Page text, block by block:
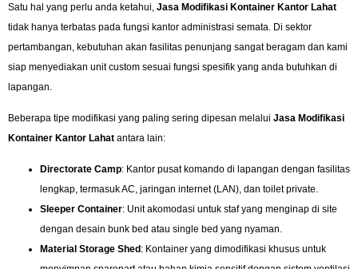
Satu hal yang perlu anda ketahui, Jasa Modifikasi Kontainer Kantor Lahat
tidak hanya terbatas pada fungsi kantor administrasi semata. Di sektor
pertambangan, kebutuhan akan fasilitas penunjang sangat beragam dan kami
siap menyediakan unit custom sesuai fungsi spesifik yang anda butuhkan di
lapangan.
Beberapa tipe modifikasi yang paling sering dipesan melalui Jasa Modifikasi
Kontainer Kantor Lahat antara lain:
Directorate Camp: Kantor pusat komando di lapangan dengan fasilitas
lengkap, termasuk AC, jaringan internet (LAN), dan toilet private.
Sleeper Container: Unit akomodasi untuk staf yang menginap di site
dengan desain bunk bed atau single bed yang nyaman.
Material Storage Shed : Kontainer yang dimodifikasi khusus untuk